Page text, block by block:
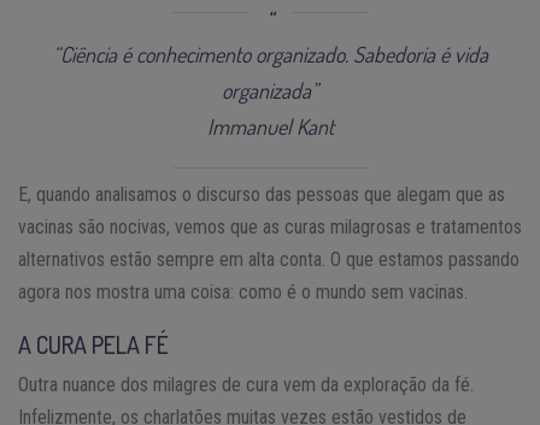
“Ciência é conhecimento organizado. Sabedoria é vida
organizada”
Immanuel Kant
E, quando analisamos o discurso das pessoas que alegam que as
vacinas são nocivas, vemos que as curas milagrosas e tratamentos
alternativos estão sempre em alta conta. O que estamos passando
agora nos mostra uma coisa: como é o mundo sem vacinas.
A CURA PELA FÉ
Outra nuance dos milagres de cura vem da exploração da fé.
Infelizmente, os charlatões muitas vezes estão vestidos de